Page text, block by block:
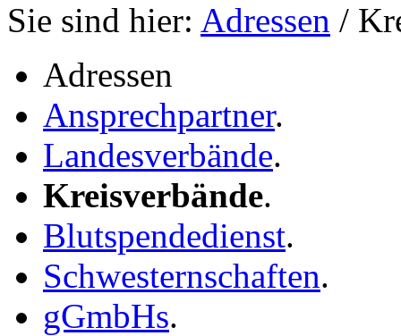
Sie sind hier: Adressen /
Adressen
Ansprechpartner.
Landesverbände.
Kreisverbände.
Blutspendedienst.
Schwesternschaften.
gGmbHs.